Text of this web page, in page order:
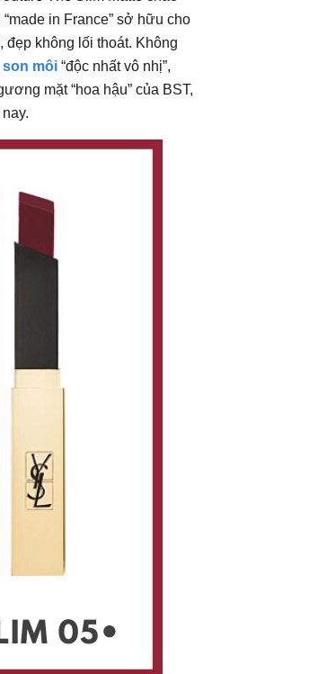
in France” sở hữu cho
đẹp không lối thoát. Không
son môi“độc nhất vô nhị”,
mặt “hoa hậu” của BST,